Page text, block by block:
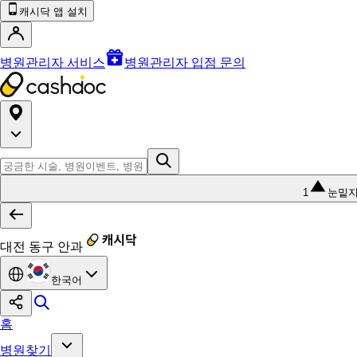
캐시닥 앱 설치
병원관리자 서비스 병원관리자 입점 문의
1 눈밑
대전 동구 안과
한국어
홈
병원찾기